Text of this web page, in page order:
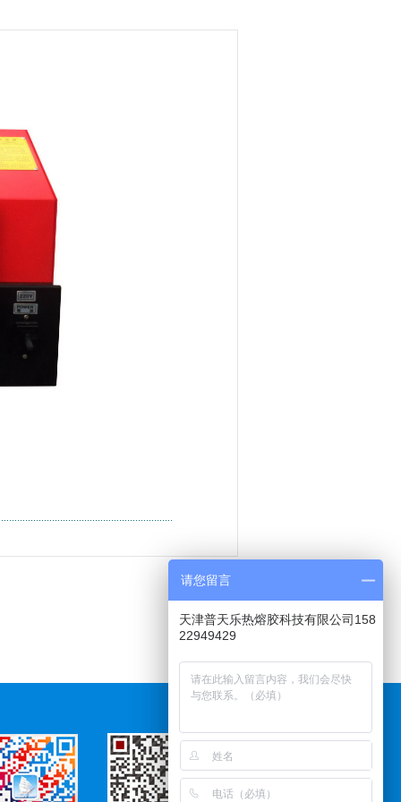
请您留言
天津普天乐热熔胶科技有限公司158
22949429